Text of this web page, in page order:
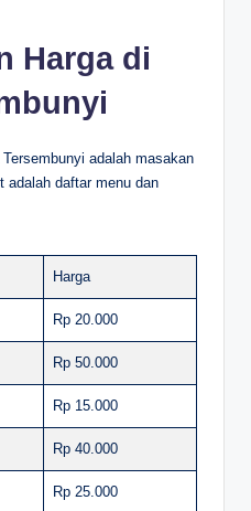
Harga di
adalah masakan
adalah daftar menu dan
Harga
Rp 20.000
Rp 50.000
Rp 15.000
Rp 40.000
Rp 25.000